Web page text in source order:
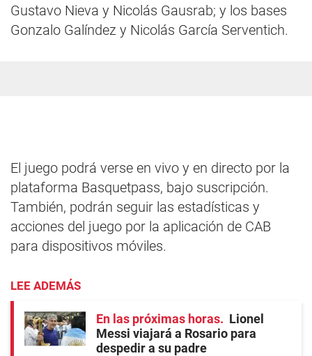
Gustavo Nieva y Nicolás Gausrab; y los bases
Gonzalo Galíndez y Nicolás García Serventich.
El juego podrá verse en vivo y en directo por la
plataforma Basquetpass, bajo suscripción.
También, podrán seguir las estadísticas y
acciones del juego por la aplicación de CAB
para dispositivos móviles.
LEE ADEMÁS
En las próximas horas
Lionel
Messi viajará a Rosario para
despedir a su padre